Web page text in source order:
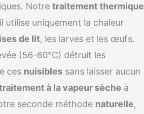
Notre traitement thermique
utilise uniquement la chaleur
de lit, les larves et les œufs.
(56-60°C) détruit les
ces nuisibles sans laisser aucun
à la vapeur sèche à
seconde méthode naturelle,